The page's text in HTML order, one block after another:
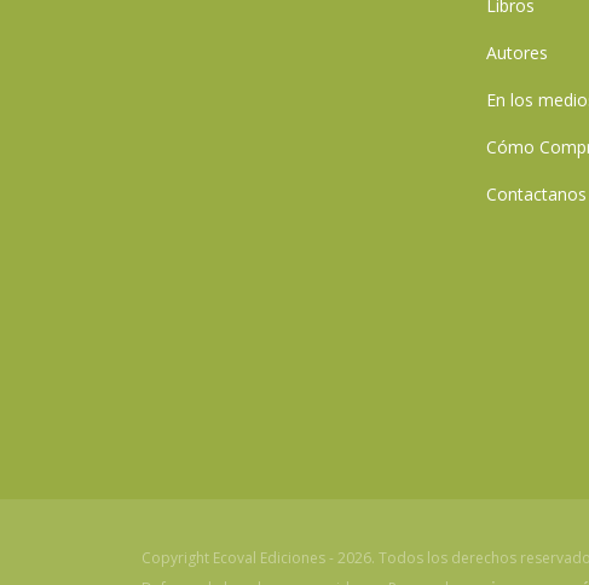
Libros
Autores
En los
Cómo
Contactanos
Copyright Ecoval Ediciones - 2026. Todos los derechos